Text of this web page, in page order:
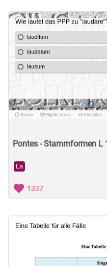
Pontes - Stammformen L
La
1337